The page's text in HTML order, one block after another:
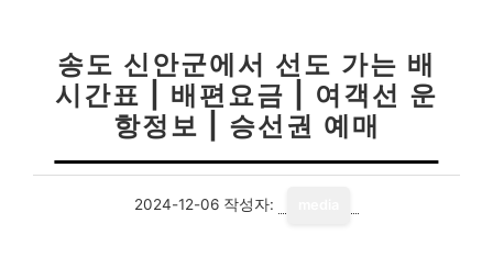
송도 신안군에서 선도 가는 배
시간표 | 배편요금 | 여객선 운
항정보 | 승선권 예매
2024-12-06 작성자: